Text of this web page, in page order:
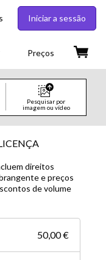
Iniciar a sessão
Preços
Pesquisar por
imagem ou vídeo
direitos
e preços
de volume
50,00 €